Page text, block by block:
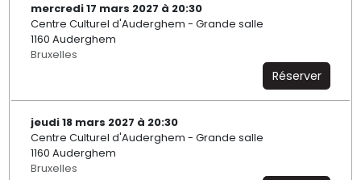
mercredi 17 mars 2027 à 20:30
Centre Culturel d'Auderghem - Grande salle
1160 Auderghem
Bruxelles
Réserver
jeudi 18 mars 2027 à 20:30
Centre Culturel d'Auderghem - Grande salle
1160 Auderghem
Bruxelles